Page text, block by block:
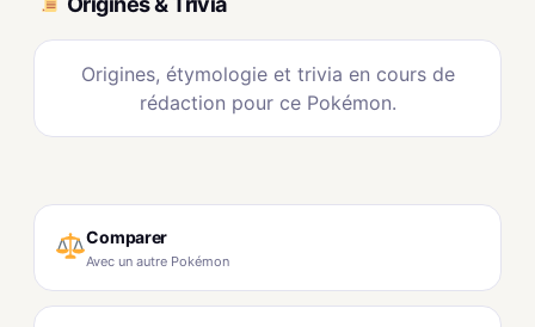
Origines, étymologie et trivia en cours de
rédaction pour ce Pokémon.
Comparer
Avec un autre Pokémon